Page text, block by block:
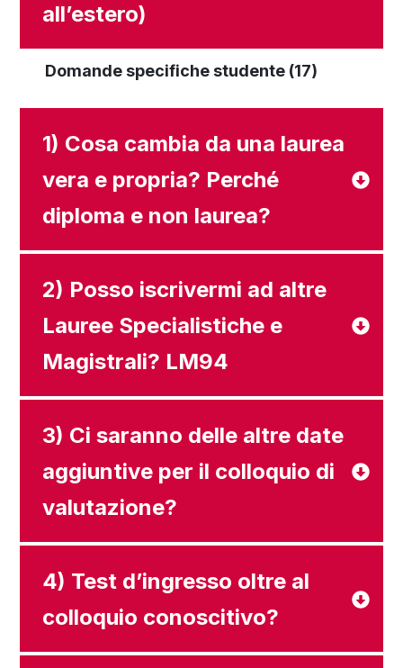
all’estero)
Domande specifiche studente (17)
1) Cosa cambia da una laurea
vera e propria? Perché
diploma e non laurea?
2) Posso iscrivermi ad altre
Lauree Specialistiche e
Magistrali? LM94
3) Ci saranno delle altre date
aggiuntive per il colloquio di
valutazione?
4) Test d’ingresso oltre al
colloquio conoscitivo?